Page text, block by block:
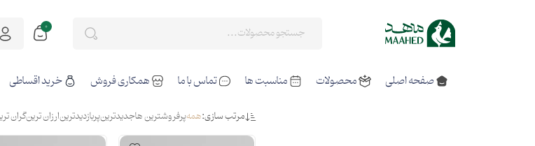
0
صفحه اصلی محصولات مناسبت ها تماس با ما همکاری فروش خرید اقساطی
مرتب سازی:همهپرفروشترین هاجدیدترینپربازدیدترینارزان ترینگران